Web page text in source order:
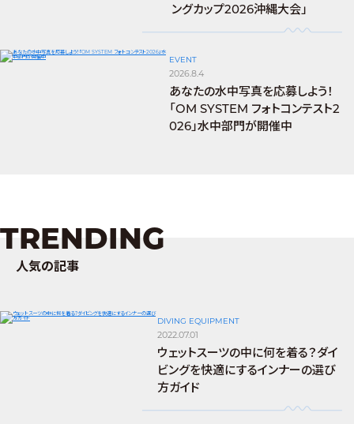
ングカップ2026沖縄大会」
EVENT
2026.8.4
あなたの水中写真を応募しよう！
「OM SYSTEM フォトコンテスト2
026」水中部門が開催中
TRENDING
人気の記事
DIVING EQUIPMENT
2022.07.01
ウェットスーツの中に何を着る？ダイ
ビングを快適にするインナーの選び
方ガイド